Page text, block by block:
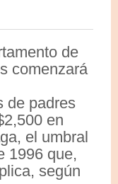
de
comenzará
de padres
en
el umbral
1996 que,
según